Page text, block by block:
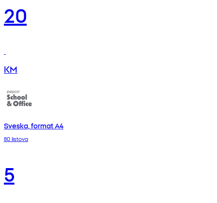
20
KM
Sveska, format A4
80 listova
5